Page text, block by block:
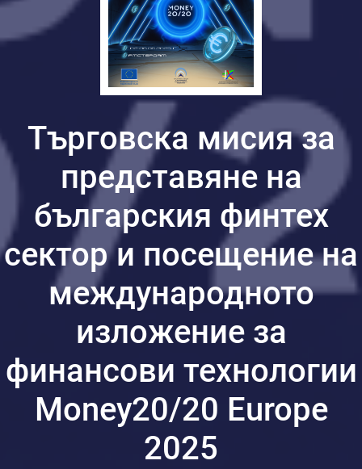
Търговска мисия за
представяне на
българския финтех
сектор и посещение на
международното
изложение за
финансови технологии
Money20/20 Europe
2025